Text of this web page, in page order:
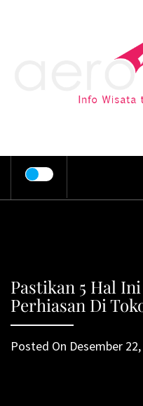
Pastikan 5 Hal
Perhiasan Di
Posted On Desember